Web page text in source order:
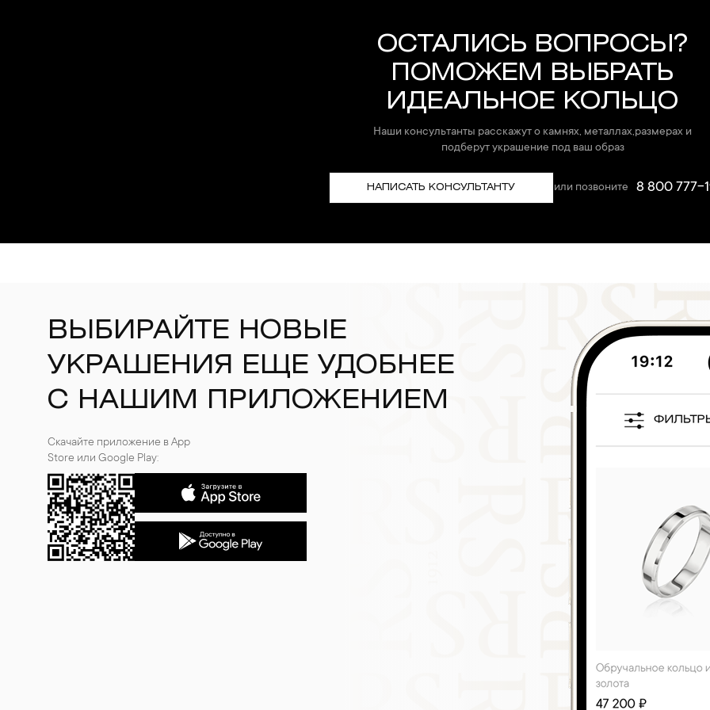
ОСТАЛИСЬ ВОПРОСЫ?
ПОМОЖЕМ ВЫБРАТЬ
ИДЕАЛЬНОЕ КОЛЬЦО
Наши консультанты расскажут о камнях, металлах,размерах и
подберут украшение под ваш образ
НАПИСАТЬ КОНСУЛЬТАНТУ или позвоните 8 800 777-
ВЫБИРАЙТЕ НОВЫЕ
УКРАШЕНИЯ ЕЩЕ УДОБНЕЕ
С НАШИМ ПРИЛОЖЕНИЕМ
Скачайте приложение в App
Store или Google Play: